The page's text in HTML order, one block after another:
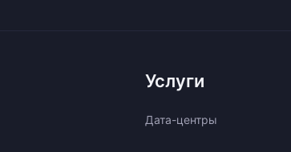
Услуги
Дата-центры